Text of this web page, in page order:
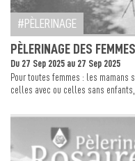
PÈLERINAGE
PÈLERINAGE DES
Du 27 Sep 2025 au 27 Sep 2025
Pour toutes femmes : les mamans
celles avec ou celles sans